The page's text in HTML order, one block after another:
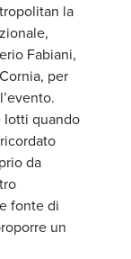
la
Fabiani,
per
Iotti quando
da
fonte di
un